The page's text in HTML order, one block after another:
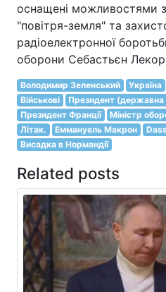
оснащені можливостями
"повітря-земля" та
радіоелектронної
оборони Себастьєн
Володимир Зеленський Україна
Військові
Президент (державна
Президент Франції
Міністр
Літак.
Еммануель Макрон
Висадка в Нормандії
Related posts